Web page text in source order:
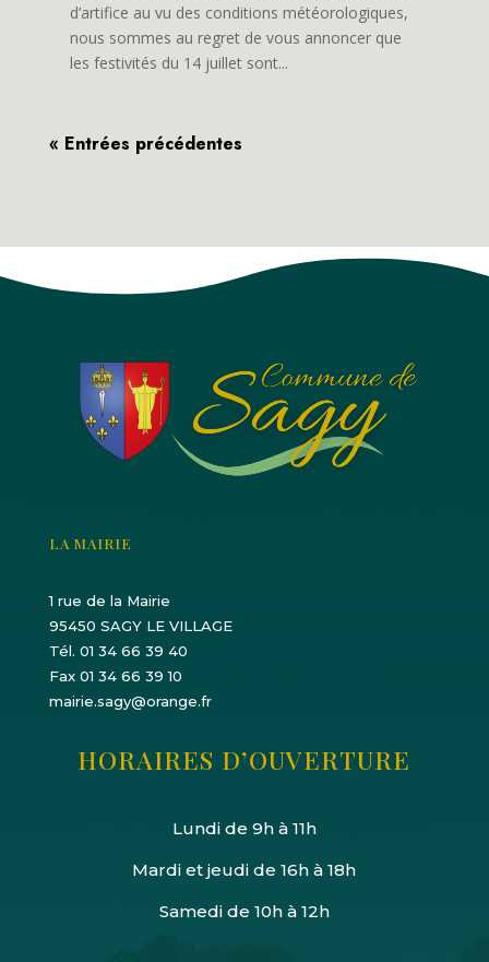
d’artifice au vu des conditions météorologiques,
nous sommes au regret de vous annoncer que
les festivités du 14 juillet sont...
« Entrées précédentes
LA MAIRIE
1 rue de la Mairie
95450 SAGY LE VILLAGE
Tél. 01 34 66 39 40
Fax 01 34 66 39 10
mairie.sagy@orange.fr
HORAIRES D’OUVERTURE
Lundi de 9h à 11h
Mardi et jeudi de 16h à 18h
Samedi de 10h à 12h